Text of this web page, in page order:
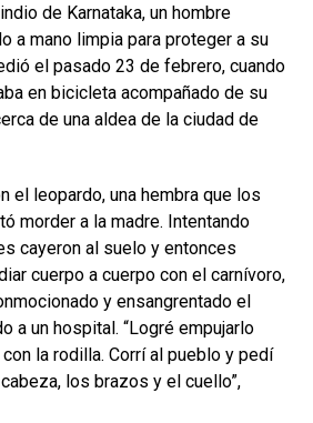
de Karnataka, un hombre
a mano limpia para proteger a su
el pasado 23 de febrero, cuando
en bicicleta acompañado de su
de una aldea de la ciudad de
el leopardo, una hembra que los
morder a la madre. Intentando
cayeron al suelo y entonces
cuerpo a cuerpo con el carnívoro,
y ensangrentado el
a un hospital. “Logré empujarlo
la rodilla. Corrí al pueblo y pedí
los brazos y el cuello”,